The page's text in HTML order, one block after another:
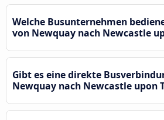
Welche Busunternehmen
von Newquay nach Newcastle
Gibt es eine direkte
Newquay nach Newcastle upon